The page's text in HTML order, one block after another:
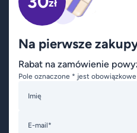
zł
Na pierwsze
Rabat na zamówienie
Pole oznaczone * jest obowiązkowe
Imię
E-mail*